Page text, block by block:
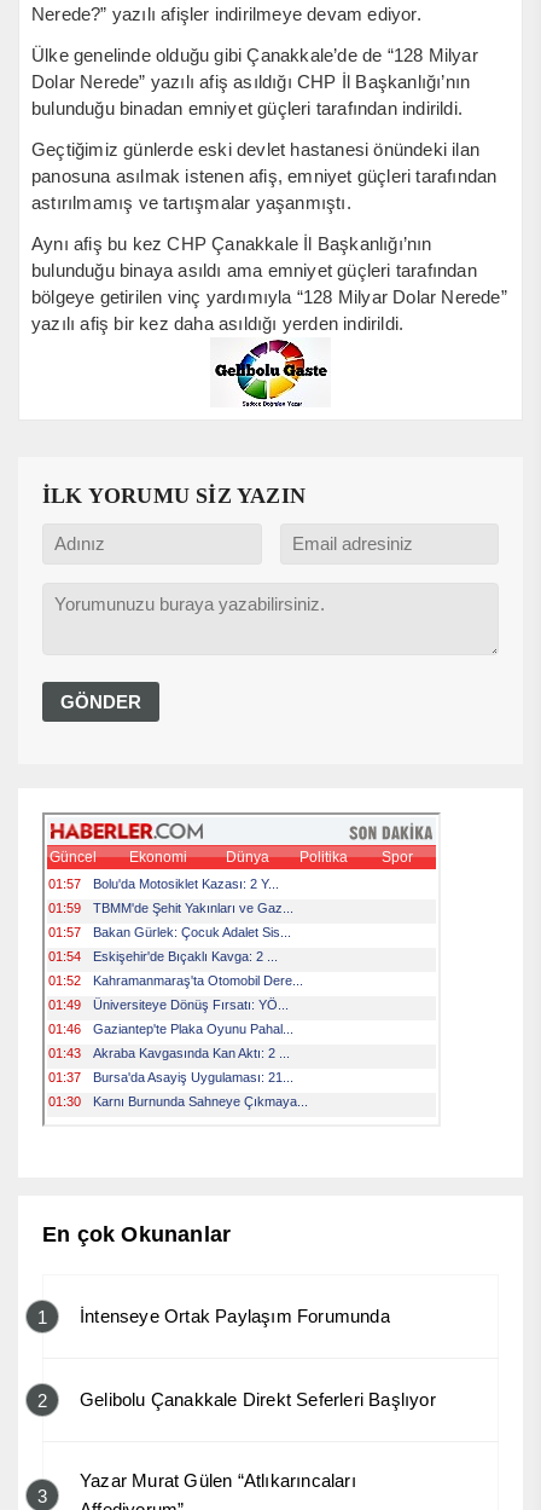
Nerede?” yazılı afişler indirilmeye devam ediyor.
Ülke genelinde olduğu gibi Çanakkale’de de “128 Milyar
Dolar Nerede” yazılı afiş asıldığı CHP İl Başkanlığı’nın
bulunduğu binadan emniyet güçleri tarafından indirildi.
Geçtiğimiz günlerde eski devlet hastanesi önündeki ilan
panosuna asılmak istenen afiş, emniyet güçleri tarafından
astırılmamış ve tartışmalar yaşanmıştı.
Aynı afiş bu kez CHP Çanakkale İl Başkanlığı’nın
bulunduğu binaya asıldı ama emniyet güçleri tarafından
bölgeye getirilen vinç yardımıyla “128 Milyar Dolar Nerede”
yazılı afiş bir kez daha asıldığı yerden indirildi.
İLK YORUMU SİZ YAZIN
En çok Okunanlar
1 İntenseye Ortak Paylaşım Forumunda
2 Gelibolu Çanakkale Direkt Seferleri Başlıyor
3
Yazar Murat Gülen “Atlıkarıncaları